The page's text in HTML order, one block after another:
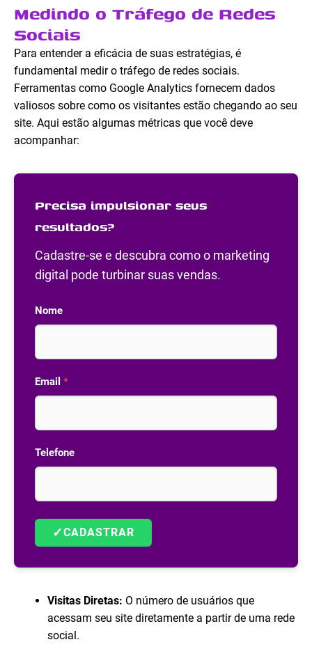
Medindo o Tráfego de Redes
Sociais
Para entender a eficácia de suas estratégias, é
fundamental medir o tráfego de redes sociais.
Ferramentas como Google Analytics fornecem dados
valiosos sobre como os visitantes estão chegando ao seu
site. Aqui estão algumas métricas que você deve
acompanhar:
Precisa impulsionar seus
resultados?
Cadastre-se e descubra como o marketing
digital pode turbinar suas vendas.
Nome
Email *
Telefone
✓CADASTRAR
Visitas Diretas: O número de usuários que
acessam seu site diretamente a partir de uma rede
social.